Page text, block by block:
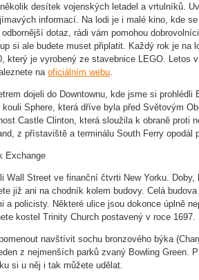
desítek vojenských letadel a vrtulníků.
informací. Na lodi je i malé kino, kde
dotaz, rádi vám pomohou
si ale budete muset připlatit. Každý rok je na
který je vyrobený ze stavebnice LEGO.
na oficiálním webu
dojeli do Downtownu, kde jsme si
Sphere, která dříve byla před Světovým
Castle Clinton, která sloužila k obraně proti
z přístaviště a terminálu South Ferry opodál
Wall Street ve finanční čtvrti New Yorku.
již ani na chodník kolem budovy. Celá
a policisty. Některé ulice jsou dokonce úplně
kostel Trinity Church postavený v roce 1697.
navštívit sochu bronzového býka
z nejmenších parků zvaný Bowling Green.
si u něj i tak můžete udělat.